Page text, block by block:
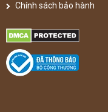
Chính sách bảo hành